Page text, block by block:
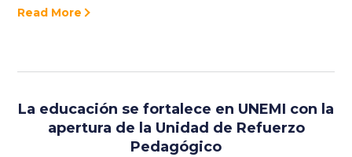
Read More
La educación se fortalece en UNEMI con la
apertura de la Unidad de Refuerzo
Pedagógico